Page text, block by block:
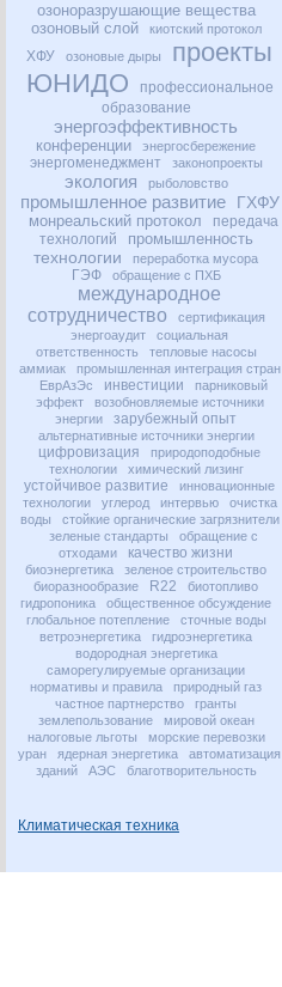
озоноразрушающие вещества
озоновый слой
киотский протокол
ХФУ озоновые дыры
проекты
ЮНИДО
профессиональное
образование
энергоэффективность
конференции энергосбережение
энергоменеджмент законопроекты
экология рыболовство
промышленное развитие ГХФУ
монреальский протокол
передача
технологий
промышленность
технологии переработка мусора
ГЭФ обращение с ПХБ
международное
сотрудничество
сертификация
энергоаудит
социальная
ответственность
тепловые насосы
аммиак
промышленная интеграция стран
ЕврАзЭс
инвестиции
парниковый
эффект
возобновляемые источники
энергии
зарубежный опыт
альтернативные источники энергии
цифровизация
природоподобные
технологии
химический лизинг
устойчивое развитие
инновационные
технологии
углерод интервью
очистка
воды
стойкие органические загрязнители
зеленые стандарты
обращение с
отходами
качество жизни
биоэнергетика
зеленое строительство
биоразнообразие
R22
биотопливо
гидропоника
общественное обсуждение
глобальное потепление
сточные воды
ветроэнергетика
гидроэнергетика
водородная энергетика
саморегулируемые организации
нормативы и правила
природный газ
частное партнерство
гранты
землепользование
мировой океан
налоговые льготы
морские перевозки
уран
ядерная энергетика
автоматизация
зданий
АЭС благотворительность
Климатическая техника